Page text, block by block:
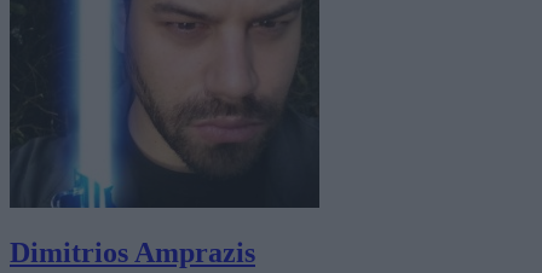
Dimitrios Amprazis